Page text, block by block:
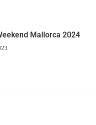
Mallorca 2024